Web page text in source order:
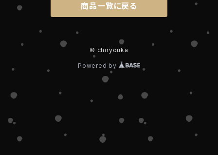
商品一覧に戻る
© chiryouka
Powered by